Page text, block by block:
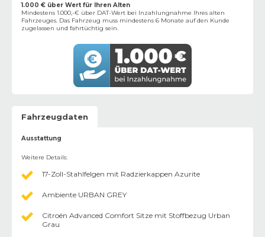
1.000 € über Wert für Ihren Alten
Mindestens 1.000,-€ über DAT-Wert bei Inzahlungnahme Ihres alten
Fahrzeuges. Das Fahrzeug muss mindestens 6 Monate auf den Kunde
zugelassen und fahrtüchtig sein.
Fahrzeugdaten
Ausstattung
Weitere Details:
17-Zoll-Stahlfelgen mit Radzierkappen Azurite
Ambiente URBAN GREY
Citroën Advanced Comfort Sitze mit Stoffbezug Urban
Grau